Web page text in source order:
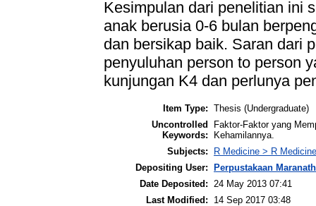
Kesimpulan dari penelitian ini
anak berusia 0-6 bulan
dan bersikap baik. Saran dari
penyuluhan person to person
kunjungan K4 dan perlunya
Item Type: Thesis (Undergraduate)
Uncontrolled
Keywords:
Faktor-Faktor yang
Kehamilannya.
Subjects:
R Medicine > R
Depositing User:
Perpustakaan
Date Deposited:
24 May 2013 07:41
Last Modified:
14 Sep 2017 03:48